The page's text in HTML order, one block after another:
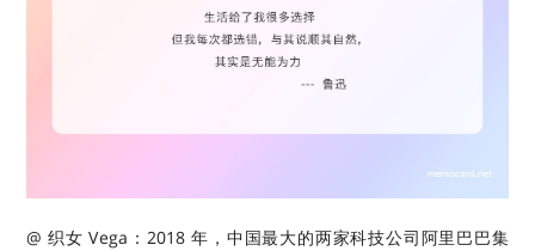
@ 织女 Vega：2018 年，中国最大的两家科技公司阿里巴巴集